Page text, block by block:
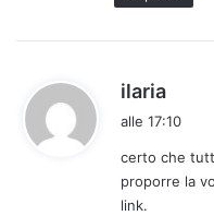
o
ilaria
e
t
alle 17:10
certo che
proporre la
link.